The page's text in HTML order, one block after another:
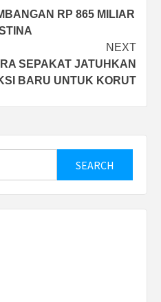
RP 865 MILIAR
NEXT
SEPAKAT JATUHKAN
BARU UNTUK KORUT